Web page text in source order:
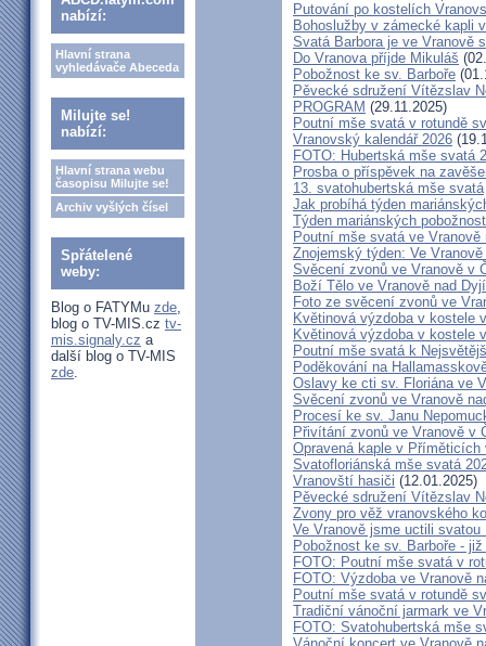
nabízí:
Hlavní strana
vyhledávače Abeceda
Milujte se!
nabízí:
Hlavní strana webu
časopisu Milujte se!
Archiv vyšlých čísel
Spřátelené
weby:
Blog o FATYMu zde,
blog o TV-MIS.cz tv-
mis.signaly.cz a
další blog o TV-MIS
zde.
Putování po kostelích
Bohoslužby v zámecké kapli
Svatá Barbora je ve Vranově
Do Vranova příjde Mikuláš
Pobožnost ke sv. Barboře
Pěvecké sdružení Vítězslav
PROGRAM (29.11.2025)
Poutní mše svatá v rotundě
Vranovský kalendář 2026
FOTO: Hubertská mše svatá
Prosba o příspěvek na
13. svatohubertská mše svatá
Jak probíhá týden
Týden mariánských
Poutní mše svatá ve Vranově
Znojemský týden: Ve
Svěcení zvonů ve Vranově v
Boží Tělo ve Vranově nad Dyjí
Foto ze svěcení zvonů ve
Květinová výzdoba v kostele
Květinová výzdoba v kostele
Poutní mše svatá k
Poděkování na
Oslavy ke cti sv. Floriána ve
Svěcení zvonů ve Vranově
Procesí ke sv. Janu
Přivítání zvonů ve Vranově v
Opravená kaple v
Svatofloriánská mše svatá
Vranovští hasiči (12.01.2025)
Pěvecké sdružení Vítězslav
Zvony pro věž vranovského
Ve Vranově jsme uctili svatou
Pobožnost ke sv. Barboře -
FOTO: Poutní mše svatá v
FOTO: Výzdoba ve Vranově
Poutní mše svatá v rotundě
Tradiční vánoční jarmark ve
FOTO: Svatohubertská mše